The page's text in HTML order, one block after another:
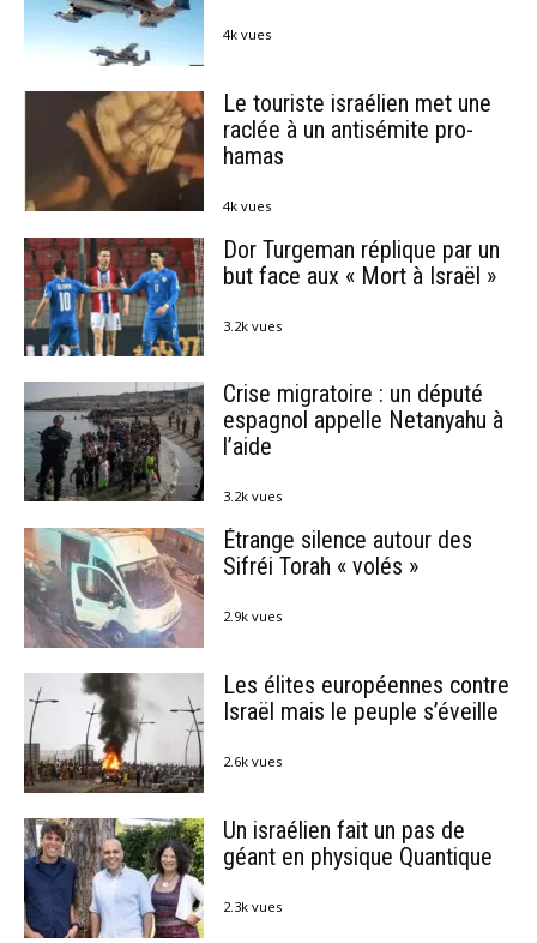
4k vues
Le touriste israélien met une
raclée à un antisémite pro-
hamas
4k vues
Dor Turgeman réplique par un
but face aux « Mort à Israël »
3.2k vues
Crise migratoire : un député
espagnol appelle Netanyahu à
l’aide
3.2k vues
Étrange silence autour des
Sifréi Torah « volés »
2.9k vues
Les élites européennes contre
Israël mais le peuple s’éveille
2.6k vues
Un israélien fait un pas de
géant en physique Quantique
2.3k vues